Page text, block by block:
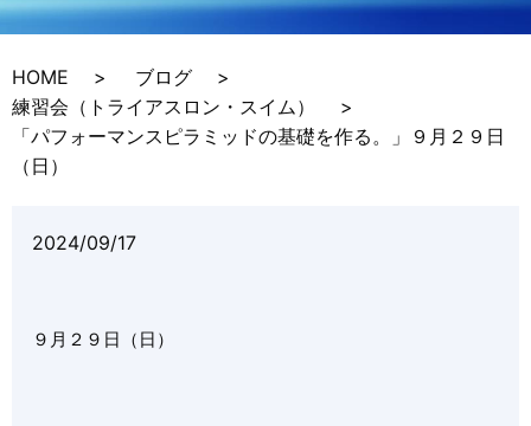
HOME
ブログ
練習会（トライアスロン・スイム）
「パフォーマンスピラミッドの基礎を作る。」９月２９日
（日）
2024/09/17
９月２９日（日）